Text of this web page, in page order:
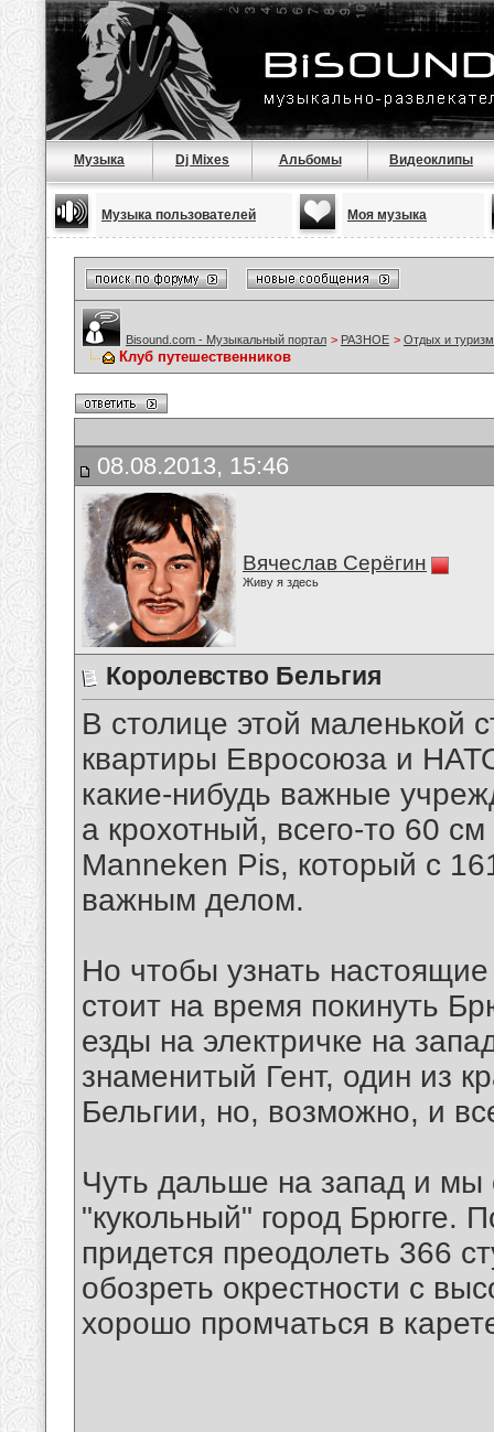
Музыка Dj Mixes Альбомы Видеоклипы
Музыка пользователей Моя музыка
Bisound.com - Музыкальный портал > РАЗНОЕ > Отдых и туризм
Клуб путешественников
08.08.2013, 15:46
Вячеслав Серёгин
Живу я здесь
Королевство Бельгия
В столице этой маленькой
квартиры Евросоюза и
какие-нибудь важные
а крохотный, всего-то 60
Manneken Pis, который с
важным делом.
Но чтобы узнать
стоит на время покинуть
езды на электричке на
знаменитый Гент, один из
Бельгии, но, возможно, и
Чуть дальше на запад и
"кукольный" город Брюгге.
придется преодолеть 366
обозреть окрестности с
хорошо промчаться в